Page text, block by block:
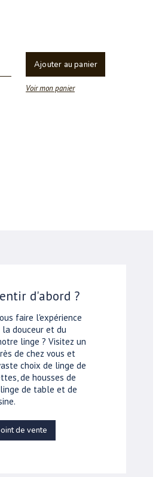
Ajouter au panier
Voir mon panier
d'abord ?
faire l'expérience
douceur et du
linge ? Visitez un
de chez vous et
choix de linge de
de housses de
de table et de
de vente